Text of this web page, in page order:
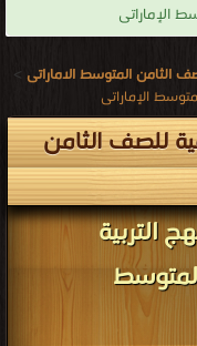
الإماراتى
الثامن المتوسط الاماراتى >
الإماراتى
للصف الثامن
التربية